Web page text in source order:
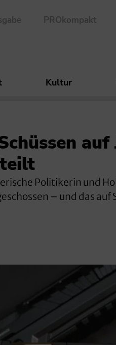
PROkompakt
Kultur
auf
Politikerin und
– und das